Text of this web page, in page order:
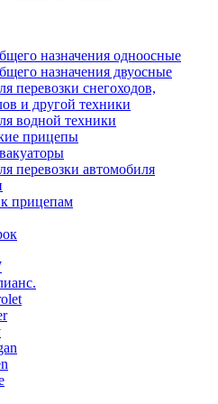
назначения одноосные
назначения двуосные
перевозки снегоходов,
и другой техники
водной техники
прицепы
перевозки автомобиля
прицепам